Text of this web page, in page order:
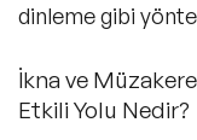
dinleme gibi
İkna ve
Etkili Yolu Nedir?